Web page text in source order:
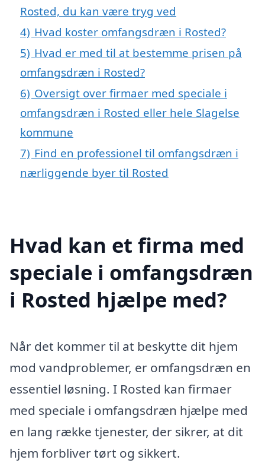
Rosted, du kan være tryg ved
4) Hvad koster omfangsdræn i Rosted?
5) Hvad er med til at bestemme prisen på
omfangsdræn i Rosted?
6) Oversigt over firmaer med speciale i
omfangsdræn i Rosted eller hele Slagelse
kommune
7) Find en professionel til omfangsdræn i
nærliggende byer til Rosted
Hvad kan et firma med
speciale i omfangsdræn
i Rosted hjælpe med?
Når det kommer til at beskytte dit hjem
mod vandproblemer, er omfangsdræn en
essentiel løsning. I Rosted kan firmaer
med speciale i omfangsdræn hjælpe med
en lang række tjenester, der sikrer, at dit
hjem forbliver tørt og sikkert.